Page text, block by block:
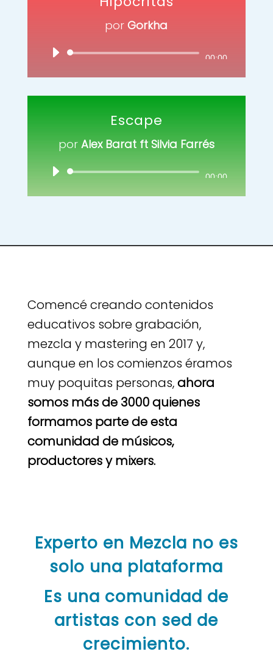
porGorkha
Reproductor
de
audio
00:00
Escape
por Alex Barat ft Silvia Farrés
Reproductor
de
00:00
Comencé creando contenidos
educativos sobre grabación,
mezcla y mastering en 2017 y,
aunque en los comienzos éramos
muy poquitas personas,ahora
somos más de 3000 quienes
formamos parte de esta
comunidad de músicos,
productores y mixers.
Experto en Mezcla no es
solo una plataforma
Es una comunidad de
artistas con sed de
crecimiento.